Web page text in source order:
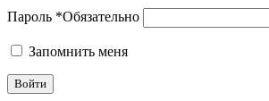
Пароль *Обязательно
Запомнить меня
Войти